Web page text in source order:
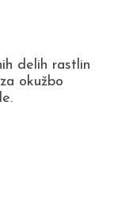
delih rastlin
okužbo